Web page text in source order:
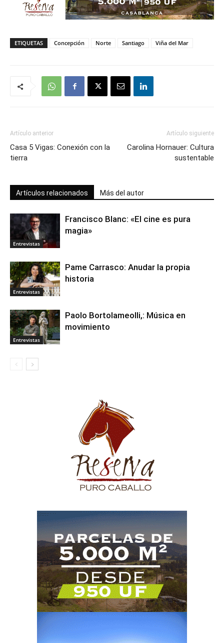
ETIQUETAS Concepción Norte Santiago Viña del Mar
Artículo anterior
Casa 5 Vigas: Conexión con la
tierra
Artículo siguiente
Carolina Hornauer: Cultura
sustentable
Artículos relacionados Más del autor
Entrevistas
Francisco Blanc: «El cine es pura
magia»
Entrevistas
Pame Carrasco: Anudar la propia
historia
Entrevistas
Paolo Bortolameolli,: Música en
movimiento